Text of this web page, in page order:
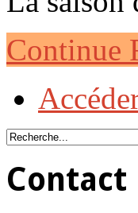
Continue
Contact